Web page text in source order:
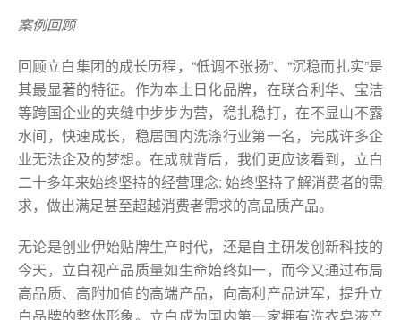
案例回顾
回顾立白集团的成长历程，“低调不张扬”、“沉稳而扎实”是
其最显著的特征。作为本土日化品牌，在联合利华、宝洁
等跨国企业的夹缝中步步为营，稳扎稳打，在不显山不露
水间，快速成长，稳居国内洗涤行业第一名，完成许多企
业无法企及的梦想。在成就背后，我们更应该看到，立白
二十多年来始终坚持的经营理念: 始终坚持了解消费者的需
求，做出满足甚至超越消费者需求的高品质产品。
无论是创业伊始贴牌生产时代，还是自主研发创新科技的
今天，立白视产品质量如生命始终如一，而今又通过布局
高品质、高附加值的高端产品，向高利产品进军，提升立